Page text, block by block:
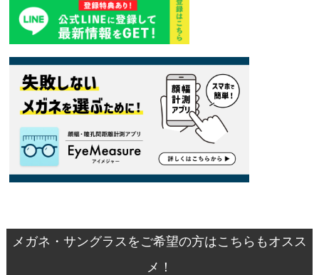
メガネ・サングラスをご希望の方はこちらもオスス
メ！